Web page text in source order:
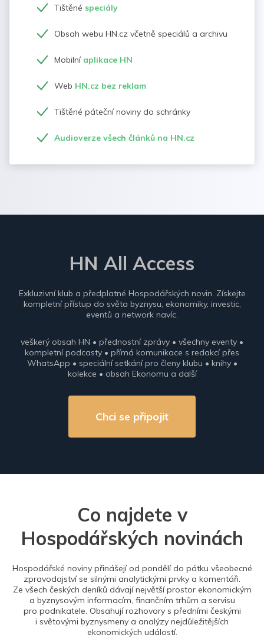
Tištěné speciály
Obsah webu HN.cz včetně speciálů a archivu
Mobilní aplikace HN
Web HN.cz bez reklam
Tištěné páteční noviny do schránky
Audioverze všech článků na HN.cz
HN All Access
Exkluzivní klub a předplatné Hospodářských novin. Získejte
kompletní přístup do světa byznysu, ekonomiky, investic,
eventů a network navíc.
veškerý obsah HN • přednostní zprávy • všechny eventy •
kompletní podcasty • přímá komunikace s redakcí přes
WhatsApp • speciální setkání pro členy klubu • knihy •
kolekce • obsah Ekonomu a další
Chci se připojit
Co najdete v
Hospodářských novinách
Hospodářské noviny přinášejí od pondělí do pátku všeobecné
zpravodajství se silnými analytickými prvky a komentáři.
Ze všech českých deníků dávají největší prostor ekonomickým
a byznysovým informacím, finančním trhům a servisu
pro podnikatele. Obsahují rozhovory s předními českými
i světovými byznysmeny a analýzy nejdůležitějších
ekonomických událostí.